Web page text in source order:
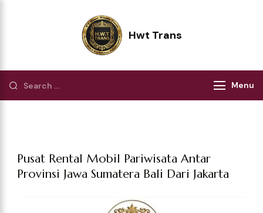
Hwt Trans
Menu
Pusat Rental Mobil Pariwisata Antar
Provinsi Jawa Sumatera Bali Dari Jakarta